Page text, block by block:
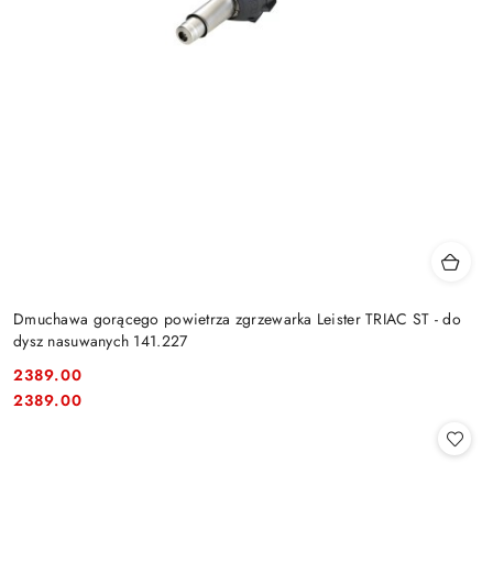
Dmuchawa gorącego powietrza zgrzewarka Leister TRIAC ST - do
dysz nasuwanych 141.227
Cena:
2389.00
Cena:
2389.00